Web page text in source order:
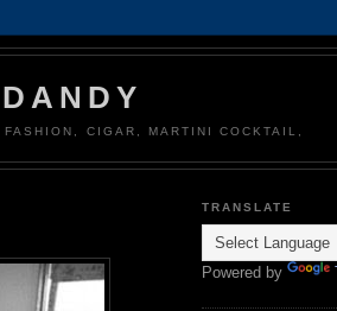
DANDY
FASHION, CIGAR, MARTINI COCKTAIL,
TRANSLATE
Powered by